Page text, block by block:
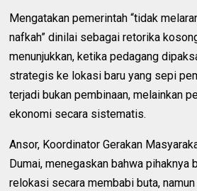
Mengatakan pemerintah “tidak
nafkah” dinilai sebagai retorika
menunjukkan, ketika pedagang
strategis ke lokasi baru yang sepi
terjadi bukan pembinaan, melainkan
ekonomi secara sistematis.
Ansor, Koordinator Gerakan
Dumai, menegaskan bahwa pihaknya
relokasi secara membabi buta,